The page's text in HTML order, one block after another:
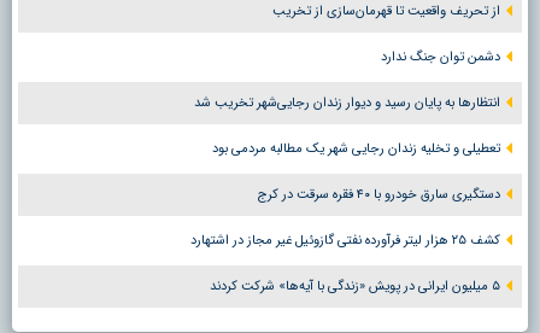
از تحریف واقعیت تا قهرمان‌سازی از تخریب
دشمن توان جنگ ندارد
انتظارها به پایان رسید و دیوار زندان رجایی‌شهر تخریب شد
تعطیلی و تخلیه زندان رجایی شهر یک مطالبه مردمی بود
دستگیری سارق خودرو با ۴۰ فقره سرقت در کرج
کشف ۲۵ هزار لیتر فرآورده نفتی گازوئیل غیر مجاز در اشتهارد
۵ میلیون ایرانی در پویش «زندگی با آیه‌ها» شرکت کردند